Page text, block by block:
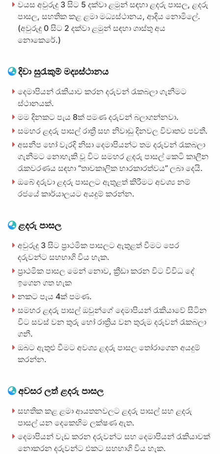
වයස අවුරුදු 3 සිට 5 දක්වා ළමුන් සඳහා ළදරු පාසල, ළදරු
පාසල, සහතික කළ ළමා මධ්‍යස්ථානය, ආදිය නොමිලේ.
(අවුරුදු 0 සිට 2 දක්වා ළමුන් සඳහා ගාස්තු අය
නොකෙරේ.)
දිවා සුරැකුම් මද්‍යස්ථානය
දෙමාපියන් රැකියාව කරන දරුවන් රැකබලා ගැනීමට
ස්ථානයක්.
මම දිනකට පැය 8ක් පමණ දරුවන් බලාගන්නවා.
සමහර ළදරු පාසල් රාත්‍රී සහ නිවාඩු දිනවල විවෘතව පවතී.
අසනීප හෝ වැරදි නිසා දෙමාපියන්ට තම දරුවන් රැකබලා
ගැනීමට නොහැකි වූ විට සමහර ළදරු පාසල් කෙටි කාලීන
රැකවරණය සඳහා “තාවකාලික භාරකාරත්වය” ලබා දෙයි.
ඔබේ දරුවා ළදරු පාසලට ඇතුළත් කිරීමට අවශ්‍ය නම්
රජයේ කාර්යාලයට අයදුම් කරන්න.
ළදරු පාසල
අවුරුදු 3 සිට ප්‍රාථමික පාසලට ඇතුළත් වීමට පෙර
දරුවන්ට සහභාගි විය හැක.
ප්‍රාථමික පාසල මෙන් නොව, ක්‍රීඩා කරන විට විවිධ දේ
ඉගෙන ගත හැක
නකට පැය 4ක් පමණ.
සමහර ළදරු පාසල් ඔවුන්ගේ දෙමාපියන් රැකියාවේ සිටින
විට සවස් වන තුරු හෝ රාත්‍රිය වන තුරුම දරුවන් රැකබලා
ගනී.
ඔබට ඇතුළු වීමට අවශ්‍ය ළදරු පාසල තෝරාගෙන අයදුම්
කරන්න.
අවසර ලත් ළදරු පාසල
සහතික කළ ළමා ආයතනවලට ළදරු පාසල් සහ ළදරු
පාසල් යන දෙකෙහිම ලක්ෂණ ඇත.
දෙමාපියන් වැඩ කරන දරුවන්ට සහ දෙමාපියන් රැකියාවක්
නොකරන දරුවන්ට එකට සහභාගි විය හැක.